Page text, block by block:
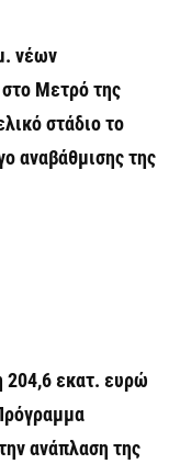
νέων
Μετρό της
στάδιο το
αναβάθμισης της
204,6 εκατ. ευρώ
ανάπλαση της